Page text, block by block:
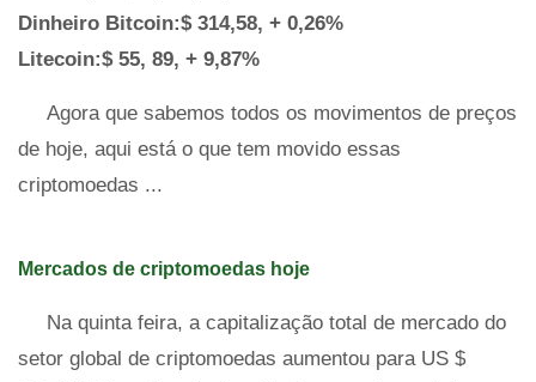
Dinheiro Bitcoin:$ 314,58, + 0,26%
Litecoin:$ 55, 89, + 9,87%
Agora que sabemos todos os movimentos de preços
de hoje, aqui está o que tem movido essas
criptomoedas ...
Mercados de criptomoedas hoje
Na quinta feira, a capitalização total de mercado do
setor global de criptomoedas aumentou para US $